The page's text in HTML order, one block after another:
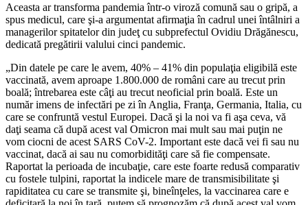
Aceasta ar transforma pandemia într-o viroză comună sau o gripă, a
spus medicul, care şi-a argumentat afirmaţia în cadrul unei întâlniri a
managerilor spitatelor din judeţ cu subprefectul Ovidiu Drăgănescu,
dedicată pregătirii valului cinci pandemic.
„Din datele pe care le avem, 40% – 41% din populaţia eligibilă este
vaccinată, avem aproape 1.800.000 de români care au trecut prin
boală; întrebarea este câţi au trecut neoficial prin boală. Este un
număr imens de infectări pe zi în Anglia, Franţa, Germania, Italia, cu
care se confruntă vestul Europei. Dacă şi la noi va fi aşa ceva, vă
daţi seama că după acest val Omicron mai mult sau mai puţin ne
vom ciocni de acest SARS CoV-2. Important este dacă vei fi sau nu
vaccinat, dacă ai sau nu comorbidităţi care să fie compensate.
Raportat la perioada de incubaţie, care este foarte redusă comparativ
cu fostele tulpini, raportat la indicele mare de transmisibilitate şi
rapiditatea cu care se transmite şi, bineînţeles, la vaccinarea care e